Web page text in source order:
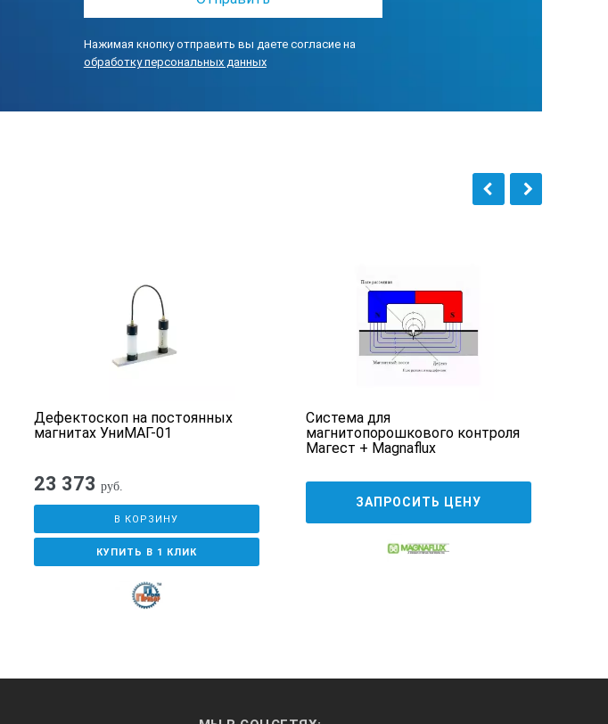
Нажимая кнопку отправить вы даете согласие на
обработку персональных данных
Дефектоскоп на постоянных
магнитах УниМАГ-01
23 373 руб.
В КОРЗИНУ
КУПИТЬ В 1 КЛИК
Система для
магнитопорошкового контроля
Магест + Magnaflux
ЗАПРОСИТЬ ЦЕНУ